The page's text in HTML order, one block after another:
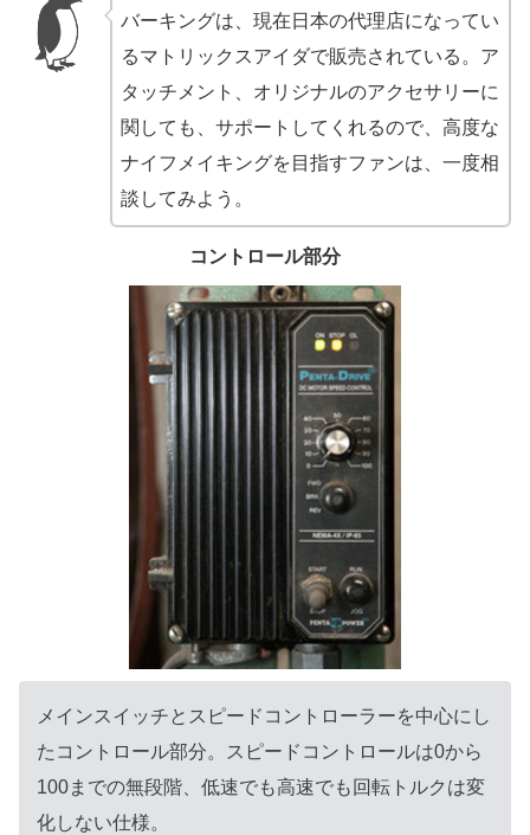
バーキングは、現在日本の代理店になってい
るマトリックスアイダで販売されている。ア
タッチメント、オリジナルのアクセサリーに
関しても、サポートしてくれるので、高度な
ナイフメイキングを目指すファンは、一度相
談してみよう。
コントロール部分
メインスイッチとスピードコントローラーを中心にし
たコントロール部分。スピードコントロールは0から
100までの無段階、低速でも高速でも回転トルクは変
化しない仕様。